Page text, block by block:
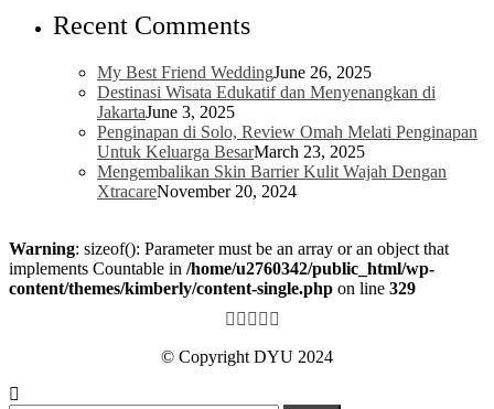
Recent Comments
My Best Friend WeddingJune 26, 2025
Destinasi Wisata Edukatif dan Menyenangkan di
JakartaJune 3, 2025
Penginapan di Solo, Review Omah Melati Penginapan
Untuk Keluarga BesarMarch 23, 2025
Mengembalikan Skin Barrier Kulit Wajah Dengan
XtracareNovember 20, 2024
Warning: sizeof(): Parameter must be an array or an object that
implements Countable in /home/u2760342/public_html/wp-
content/themes/kimberly/content-single.php on line 329
© Copyright DYU 2024